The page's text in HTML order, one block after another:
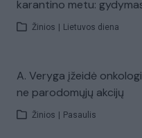
karantino metu:
Žinios Lietuvos diena
A. Veryga įžeidė
ne parodomųjų akcijų
Žinios Pasaulis